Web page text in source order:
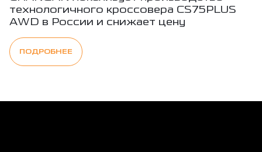
технологичного кроссовера CS75PLUS
AWD в России и снижает цену
ПОДРОБНЕЕ